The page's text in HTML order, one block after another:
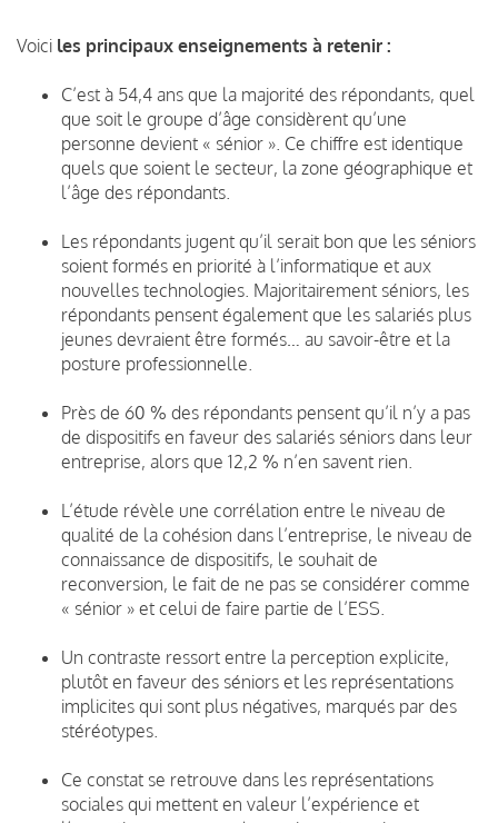
Voici les principaux enseignements à retenir :
C’est à 54,4 ans que la majorité des répondants, quel
que soit le groupe d’âge considèrent qu’une
personne devient « sénior ». Ce chiffre est identique
quels que soient le secteur, la zone géographique et
l’âge des répondants.
Les répondants jugent qu’il serait bon que les séniors
soient formés en priorité à l’informatique et aux
nouvelles technologies. Majoritairement séniors, les
répondants pensent également que les salariés plus
jeunes devraient être formés… au savoir-être et la
posture professionnelle.
Près de 60 % des répondants pensent qu’il n’y a pas
de dispositifs en faveur des salariés séniors dans leur
entreprise, alors que 12,2 % n’en savent rien.
L’étude révèle une corrélation entre le niveau de
qualité de la cohésion dans l’entreprise, le niveau de
connaissance de dispositifs, le souhait de
reconversion, le fait de ne pas se considérer comme
« sénior » et celui de faire partie de l’ESS.
Un contraste ressort entre la perception explicite,
plutôt en faveur des séniors et les représentations
implicites qui sont plus négatives, marqués par des
stéréotypes.
Ce constat se retrouve dans les représentations
sociales qui mettent en valeur l’expérience et